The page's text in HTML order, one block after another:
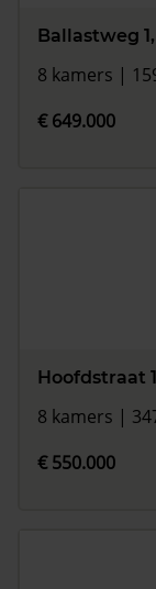
Ballastweg
8 kamers |
€ 649.000
Hoofdstraat
8 kamers |
€ 550.000